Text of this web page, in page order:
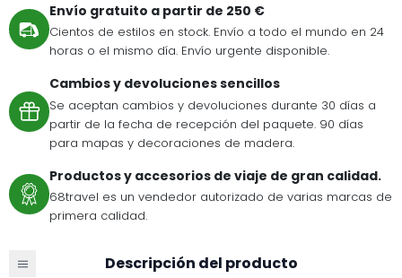
Envío gratuito a partir de 250 €
Cientos de estilos en stock. Envío a todo el mundo en 24
horas o el mismo día. Envío urgente disponible.
Cambios y devoluciones sencillos
Se aceptan cambios y devoluciones durante 30 días a
partir de la fecha de recepción del paquete. 90 días
para mapas y decoraciones de madera.
Productos y accesorios de viaje de gran calidad.
68travel es un vendedor autorizado de varias marcas de
primera calidad.
Descripción del producto